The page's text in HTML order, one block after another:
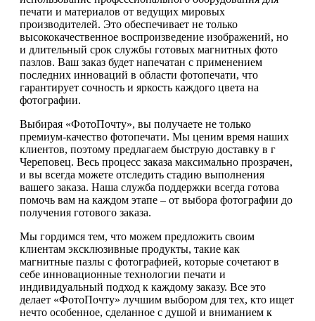
печати и материалов от ведущих мировых
производителей. Это обеспечивает не только
высококачественное воспроизведение изображений, но
и длительный срок службы готовых магнитных фото
пазлов. Ваш заказ будет напечатан с применением
последних инноваций в области фотопечати, что
гарантирует сочность и яркость каждого цвета на
фотографии.
Выбирая «ФотоПочту», вы получаете не только
премиум-качество фотопечати. Мы ценим время наших
клиентов, поэтому предлагаем быструю доставку в г
Череповец. Весь процесс заказа максимально прозрачен,
и вы всегда можете отследить стадию выполнения
вашего заказа. Наша служба поддержки всегда готова
помочь вам на каждом этапе – от выбора фотографии до
получения готового заказа.
Мы гордимся тем, что можем предложить своим
клиентам эксклюзивные продукты, такие как
магнитные пазлы с фотографией, которые сочетают в
себе инновационные технологии печати и
индивидуальный подход к каждому заказу. Все это
делает «ФотоПочту» лучшим выбором для тех, кто ищет
нечто особенное, сделанное с душой и вниманием к